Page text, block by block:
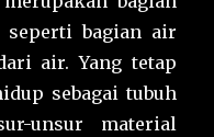
bagian air
air. Yang tetap
sebagai tubuh
unsur material